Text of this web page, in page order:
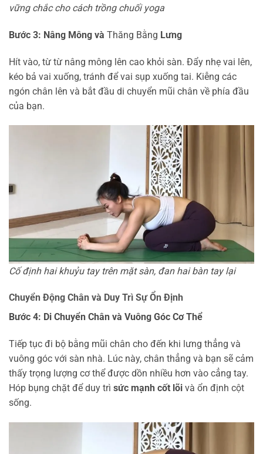
vững chắc cho cách trồng chuối yoga
Bước 3: Nâng Mông và Thăng Bằng Lưng
Hít vào, từ từ nâng mông lên cao khỏi sàn. Đẩy nhẹ vai lên,
kéo bả vai xuống, tránh để vai sụp xuống tai. Kiễng các
ngón chân lên và bắt đầu di chuyển mũi chân về phía đầu
của bạn.
Cố định hai khuỷu tay trên mặt sàn, đan hai bàn tay lại
Chuyển Động Chân và Duy Trì Sự Ổn Định
Bước 4: Di Chuyển Chân và Vuông Góc Cơ Thể
Tiếp tục đi bộ bằng mũi chân cho đến khi lưng thẳng và
vuông góc với sàn nhà. Lúc này, chân thẳng và bạn sẽ cảm
thấy trọng lượng cơ thể được dồn nhiều hơn vào cẳng tay.
Hóp bụng chặt để duy trì sức mạnh cốt lõi và ổn định cột
sống.